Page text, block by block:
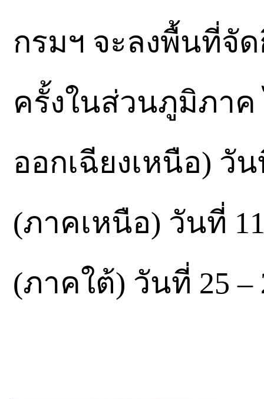
กรมฯ จะลงพื้นที่จัด
ครั้งในส่วนภูมิภาค
ออกเฉียงเหนือ) วัน
(ภาคเหนือ) วันที่
(ภาคใต้) วันที่ 25 –